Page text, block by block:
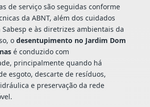
de serviço são seguidas conforme
da ABNT, além dos cuidados
Sabesp e às diretrizes ambientais da
o desentupimento no Jardim Dom
é conduzido com
principalmente quando há
esgoto, descarte de resíduos,
e preservação da rede